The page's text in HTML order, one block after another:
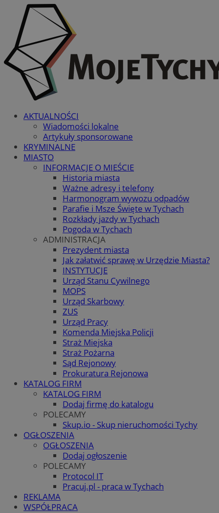
AKTUALNOŚCI
Wiadomości lokalne
Artykuły sponsorowane
KRYMINALNE
MIASTO
INFORMACJE O MIEŚCIE
Historia miasta
Ważne adresy i telefony
Harmonogram wywozu odpadów
Parafie i Msze Święte w Tychach
Rozkłady jazdy w Tychach
Pogoda w Tychach
ADMINISTRACJA
Prezydent miasta
Jak załatwić sprawę w Urzędzie Miasta?
INSTYTUCJE
Urząd Stanu Cywilnego
MOPS
Urząd Skarbowy
ZUS
Urząd Pracy
Komenda Miejska Policji
Straż Miejska
Straż Pożarna
Sąd Rejonowy
Prokuratura Rejonowa
KATALOG FIRM
KATALOG FIRM
Dodaj firmę do katalogu
POLECAMY
Skup.io - Skup nieruchomości Tychy
OGŁOSZENIA
OGŁOSZENIA
Dodaj ogłoszenie
POLECAMY
Protocol IT
Pracuj.pl - praca w Tychach
REKLAMA
WSPÓŁPRACA